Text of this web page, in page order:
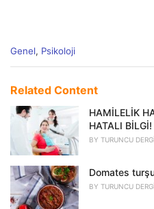
C
e
e
:
Genel, Psikoloji
Related Content
HAMİLELİK
HATALI BİLGİ!
BY TURUNCU
Domates
BY TURUNCU